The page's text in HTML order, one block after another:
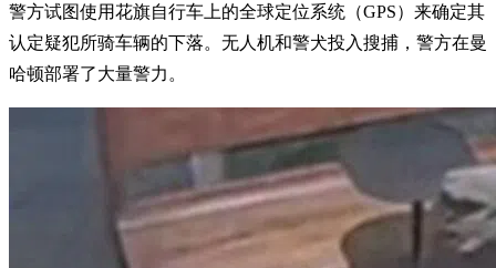
警方试图使用花旗自行车上的全球定位系统（GPS）来确定其
认定疑犯所骑车辆的下落。无人机和警犬投入搜捕，警方在曼
哈顿部署了大量警力。